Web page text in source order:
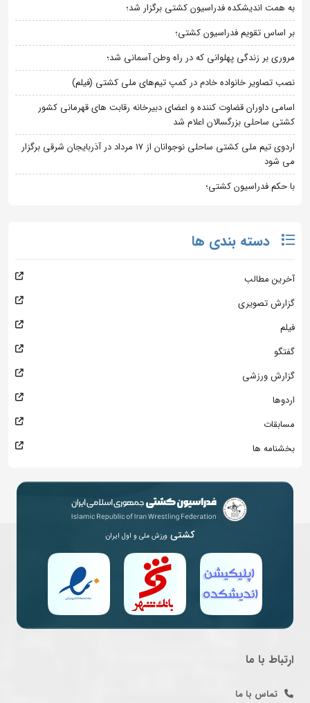
به همت اندیشکده فدراسیون کشتی برگزار شد؛
بر اساس تقویم فدراسیون کشتی؛
مروری بر زندگی پهلوانی که در راه وطن آسمانی شد؛
نصب تصاویر خانواده خادم در کمپ تیم‌های ملی کشتی (فیلم)
اسامی داوران قضاوت کننده و اعضای دبیرخانه رقابت های قهرمانی کشور
کشتی ساحلی بزرگسالان اعلام شد
اردوی تیم ملی کشتی ساحلی نوجوانان از 17 مرداد در آذربایجان شرقی برگزار
می شود
با حکم فدراسیون کشتی؛
دسته بندی ها
آخرین مطالب
گزارش تصویری
فیلم
گفتگو
گزارش ورزشی
اردوها
مسابقات
بخشنامه ها
کشتی ورزش ملی و اول ایران
ارتباط با ما
تماس با ما